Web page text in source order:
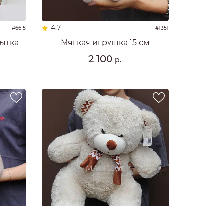
#6615 4.7 #1351
Мягкая игрушка 15 см
2 100 р.